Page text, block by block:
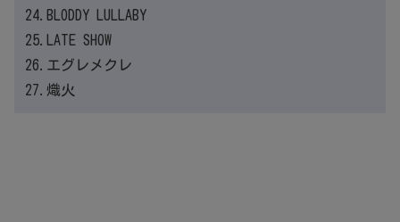
24.BLODDY LULLABY
25.LATE SHOW
26.エグレメクレ
27.熾火